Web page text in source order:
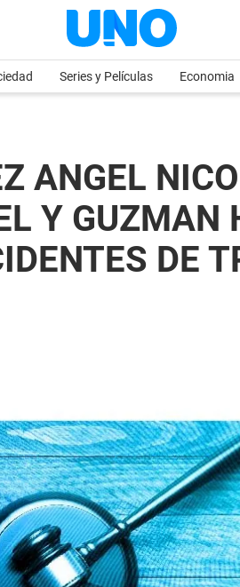
Series y Películas Economia
ANGEL
Y
DE